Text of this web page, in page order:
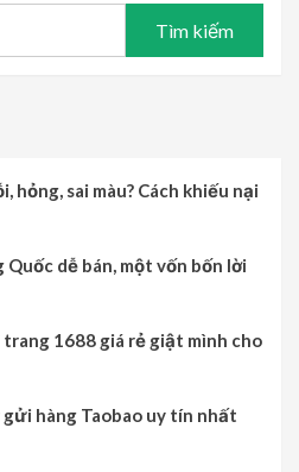
hỏng, sai màu? Cách khiếu nại
Quốc dễ bán, một vốn bốn lời
1688 giá rẻ giật mình cho
hàng Taobao uy tín nhất